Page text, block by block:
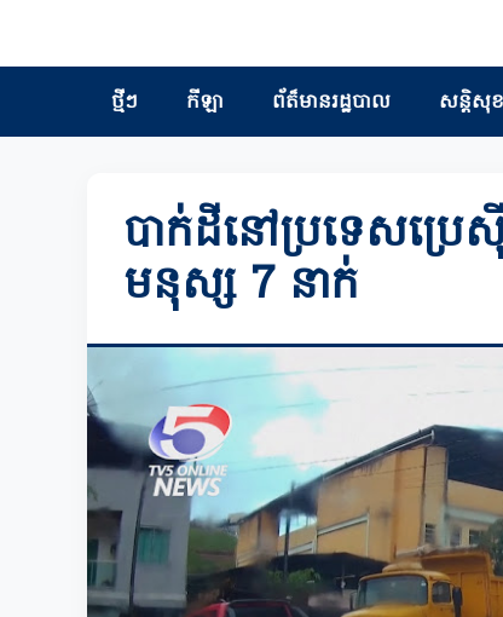
ថ្មីៗ កីឡា ព័ត៏មានរដ្ឋបាល សន្តិសុ
បាក់ដីនៅប្រទេសប្រេ
មនុស្ស 7 នាក់